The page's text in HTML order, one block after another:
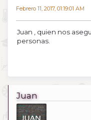
Febrero 11, 2017, 01:19:01 AM
Juan , quien nos
personas.
Juan